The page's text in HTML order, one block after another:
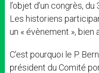
l’objet d’un congrès,
Les historiens
un « évènement », bien
C’est pourquoi le P.
président du Comité